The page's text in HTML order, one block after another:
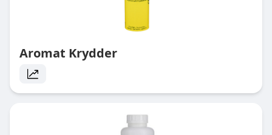
Aromat Krydder